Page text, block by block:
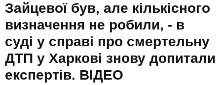
Зайцевої був, але кількісного
визначення не робили, - в
суді у справі про смертельну
ДТП у Харкові знову допитали
експертів. ВIДЕО